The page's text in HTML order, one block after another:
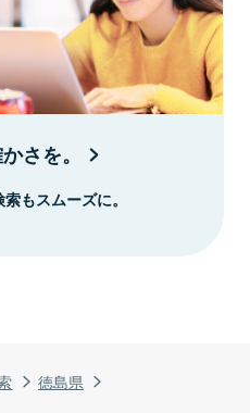
徳島県
さを。
もスムーズに。